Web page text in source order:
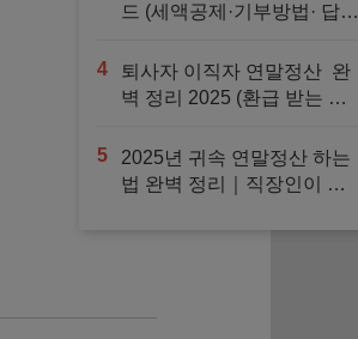
드 (세액공제·기부방법· 답례
4
퇴사자 이직자 연말정산 완
벽 정리 2025 (환급 받는 법
끝내기)
5
2025년 귀속 연말정산 하는
법 완벽 정리｜직장인이 꼭